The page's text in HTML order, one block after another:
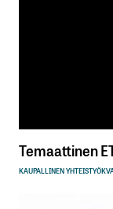
Temaattinen
KAUPALLINEN YHTEISTYÖ